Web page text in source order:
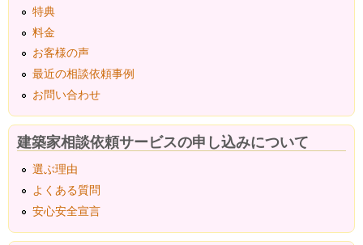
特典
料金
お客様の声
最近の相談依頼事例
お問い合わせ
建築家相談依頼サービスの申し込みについて
選ぶ理由
よくある質問
安心安全宣言